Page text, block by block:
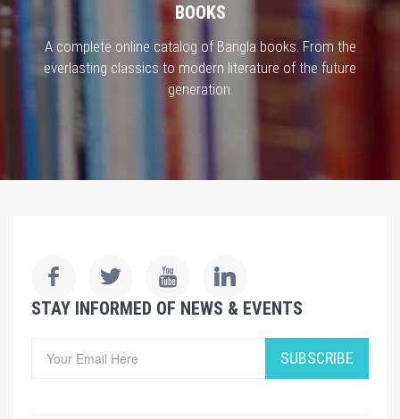
BOOKS
A complete online catalog of Bangla books. From the
everlasting classics to modern literature of the future
generation.
STAY INFORMED OF NEWS & EVENTS
SUBSCRIBE